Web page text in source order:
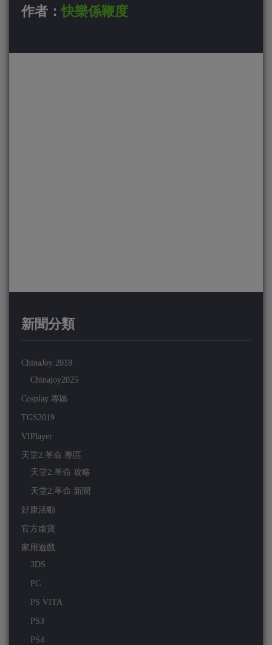
作者：快樂係鞭度
新聞分類
ChinaJoy 2018
Chinajoy2025
Cosplay 專區
TGS2019
VIPlayer
天堂2:革命 專區
天堂2:革命 攻略
天堂2:革命 新聞
好康活動
官方虛寶
家用遊戲
3DS
PC
PS VITA
PS3
PS4